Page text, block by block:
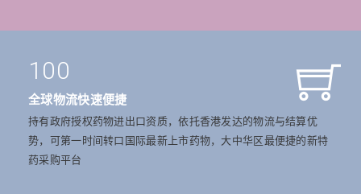
100
全球物流快速便捷
持有政府授权药物进出口资质，依托香港发达的物流与结算优
势，可第一时间转口国际最新上市药物，大中华区最便捷的新特
药采购平台